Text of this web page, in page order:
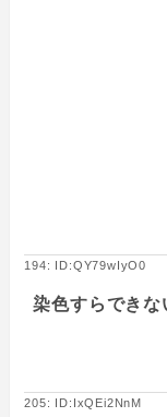
194: ID:QY79wIyO0
染色すらできな
205: ID:IxQEi2NnM